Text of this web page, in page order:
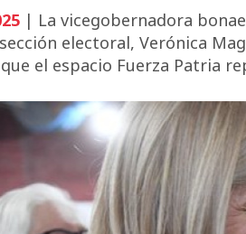
| La vicegobernadora
electoral, Verónica
el espacio Fuerza Patria